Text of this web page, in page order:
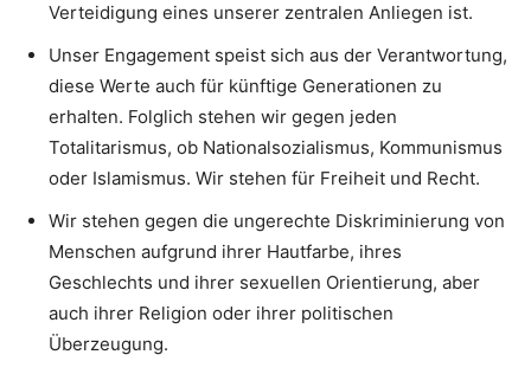
Verteidigung eines unserer zentralen Anliegen ist.
Unser Engagement speist sich aus der Verantwortung,
diese Werte auch für künftige Generationen zu
erhalten. Folglich stehen wir gegen jeden
Totalitarismus, ob Nationalsozialismus, Kommunismus
oder Islamismus. Wir stehen für Freiheit und Recht.
Wir stehen gegen die ungerechte Diskriminierung von
Menschen aufgrund ihrer Hautfarbe, ihres
Geschlechts und ihrer sexuellen Orientierung, aber
auch ihrer Religion oder ihrer politischen
Überzeugung.